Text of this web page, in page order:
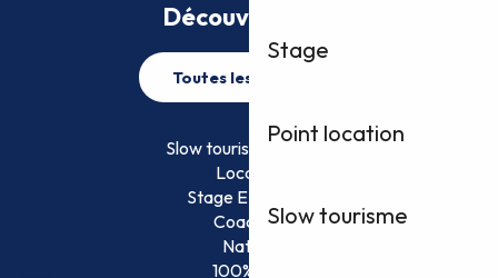
Stage
Point location
Slow tourisme
Découvrez plus
Toutes les activités
Slow tourisme FFVoile
Location
Stage EFVoile
Coaching
Nature
100% Fun